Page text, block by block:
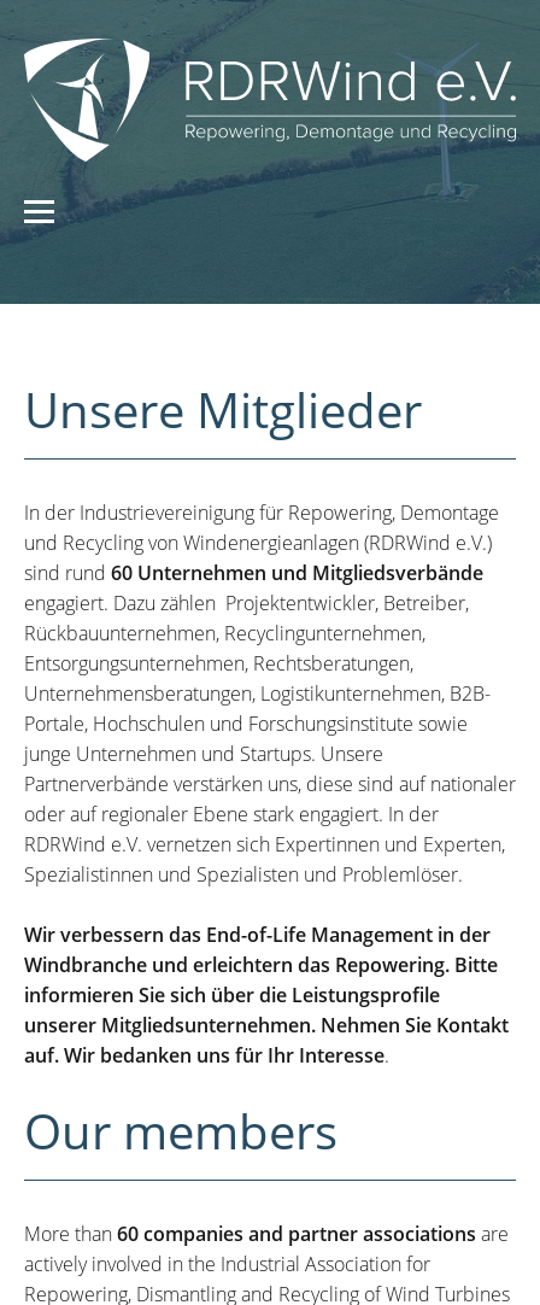
Unsere Mitglieder
In der Industrievereinigung für Repowering, Demontage
und Recycling von Windenergieanlagen (RDRWind e.V.)
sind rund 60 Unternehmen und Mitgliedsverbände
engagiert. Dazu zählen Projektentwickler, Betreiber,
Rückbauunternehmen, Recyclingunternehmen,
Entsorgungsunternehmen, Rechtsberatungen,
Unternehmensberatungen, Logistikunternehmen, B2B-
Portale, Hochschulen und Forschungsinstitute sowie
junge Unternehmen und Startups. Unsere
Partnerverbände verstärken uns, diese sind auf nationaler
oder auf regionaler Ebene stark engagiert. In der
RDRWind e.V. vernetzen sich Expertinnen und Experten,
Spezialistinnen und Spezialisten und Problemlöser.
Wir verbessern das End-of-Life Management in der
Windbranche und erleichtern das Repowering. Bitte
informieren Sie sich über die Leistungsprofile
unserer Mitgliedsunternehmen. Nehmen Sie Kontakt
auf. Wir bedanken uns für Ihr Interesse.
Our members
More than60 companies and partner associations are
actively involved in the Industrial Association for
Repowering, Dismantling and Recycling of Wind Turbines